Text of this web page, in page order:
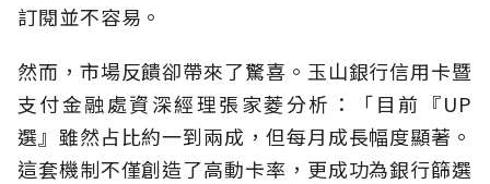
訂閱並不容易。
然而，市場反饋卻帶來了驚喜。玉山銀行信用卡暨
支付金融處資深經理張家菱分析：「目前『UP
選』雖然占比約一到兩成，但每月成長幅度顯著。
這套機制不僅創造了高動卡率，更成功為銀行篩選